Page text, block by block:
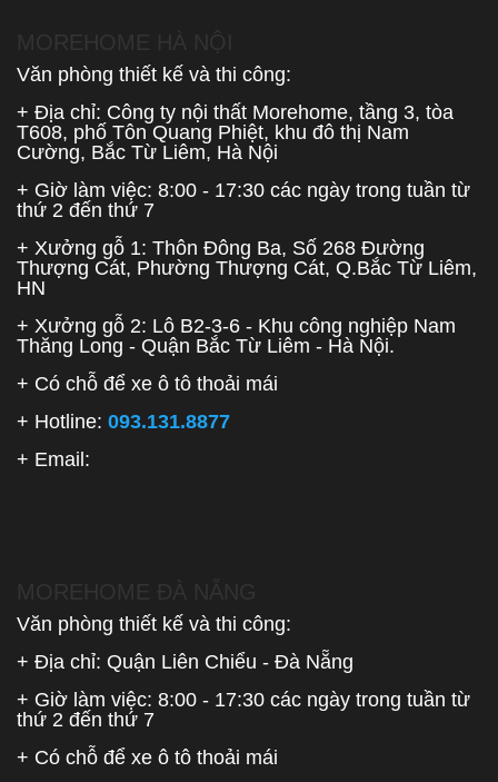
Văn phòng thiết kế và thi công:
+ Địa chỉ: Công ty nội thất Morehome, tầng 3, tòa
T608, phố Tôn Quang Phiệt, khu đô thị Nam
Cường, Bắc Từ Liêm, Hà Nội
+ Giờ làm việc: 8:00 - 17:30 các ngày trong tuần từ
thứ 2 đến thứ 7
+ Xưởng gỗ 1: Thôn Đông Ba, Số 268 Đường
Thượng Cát, Phường Thượng Cát, Q.Bắc Từ Liêm,
HN
+ Xưởng gỗ 2: Lô B2-3-6 - Khu công nghiệp Nam
Thăng Long - Quận Bắc Từ Liêm - Hà Nội.
+ Có chỗ để xe ô tô thoải mái
+ Hotline: 093.131.8877
+ Email:
Văn phòng thiết kế và thi công:
+ Địa chỉ: Quận Liên Chiểu - Đà Nẵng
+ Giờ làm việc: 8:00 - 17:30 các ngày trong tuần từ
thứ 2 đến thứ 7
+ Có chỗ để xe ô tô thoải mái